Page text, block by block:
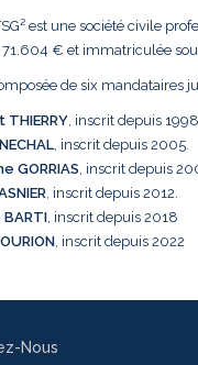
est une société civile
€ et immatriculée
de six mandataires
, inscrit depuis
, inscrit depuis 2005.
GORRIAS, inscrit depuis
, inscrit depuis 2012.
, inscrit depuis 2018
, inscrit depuis 2022
Nous